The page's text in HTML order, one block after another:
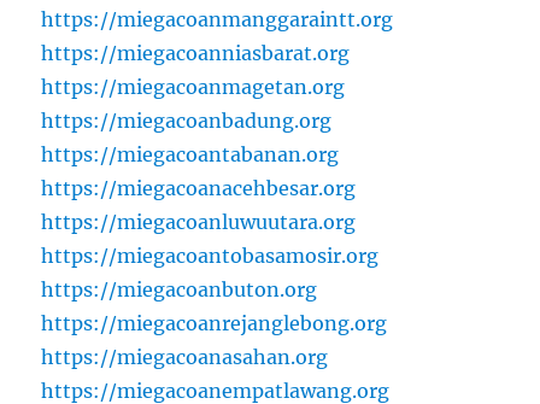
https://miegacoanmanggaraintt.org
https://miegacoanniasbarat.org
https://miegacoanmagetan.org
https://miegacoanbadung.org
https://miegacoantabanan.org
https://miegacoanacehbesar.org
https://miegacoanluwuutara.org
https://miegacoantobasamosir.org
https://miegacoanbuton.org
https://miegacoanrejanglebong.org
https://miegacoanasahan.org
https://miegacoanempatlawang.org